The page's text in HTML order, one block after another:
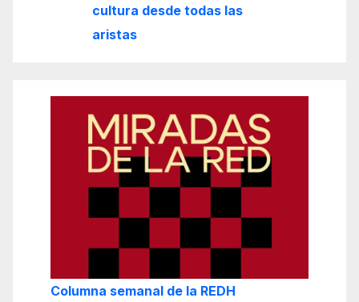
cultura desde todas las
aristas
Columna semanal de la REDH